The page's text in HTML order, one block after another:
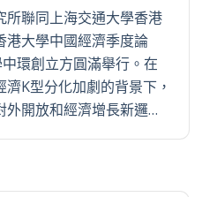
所聯同上海交通大學香港
港大學中國經濟季度論
環創立方圓滿舉行。在
K型分化加劇的背景下，
外開放和經濟增長新邏…